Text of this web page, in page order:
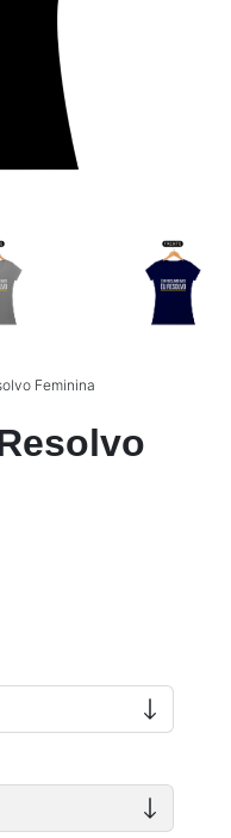
Feminina